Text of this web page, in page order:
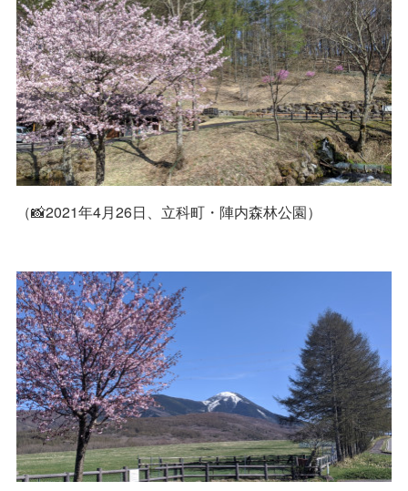
（📸2021年4月26日、立科町・陣内森林公園）